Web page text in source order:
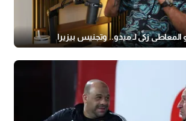
المعاطي زكي لـ ميدو.. وتجنيس بيزيرا